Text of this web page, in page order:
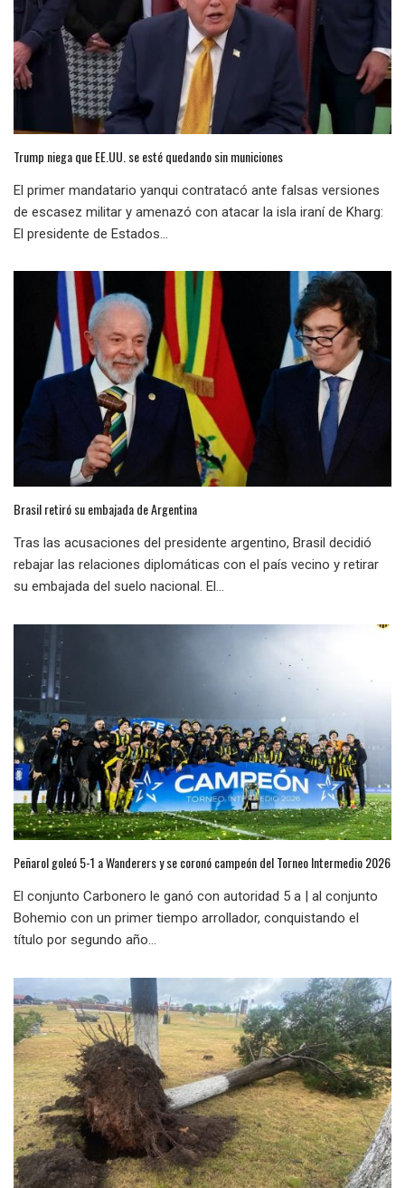
Trump niega que EE.UU. se esté quedando sin municiones
El primer mandatario yanqui contratacó ante falsas versiones
de escasez militar y amenazó con atacar la isla iraní de Kharg:
El presidente de Estados...
Brasil retiró su embajada de Argentina
Tras las acusaciones del presidente argentino, Brasil decidió
rebajar las relaciones diplomáticas con el país vecino y retirar
su embajada del suelo nacional. El...
Peñarol goleó 5-1 a Wanderers y se coronó campeón del Torneo Intermedio 2026
El conjunto Carbonero le ganó con autoridad 5 a | al conjunto
Bohemio con un primer tiempo arrollador, conquistando el
título por segundo año...